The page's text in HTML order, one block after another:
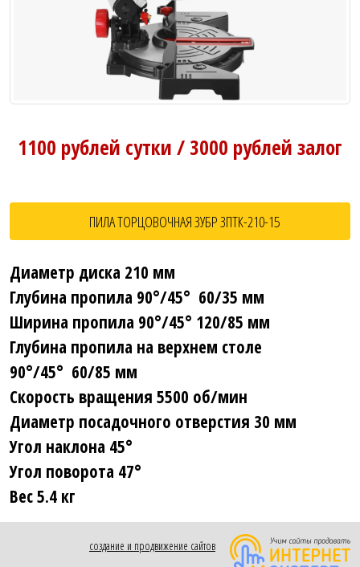
1100 рублей сутки / 3000 рублей залог
ПИЛА ТОРЦОВОЧНАЯ ЗУБР ЗПТК-210-15
Диаметр диска 210 мм
Глубина пропила 90°/45° 60/35 мм
Ширина пропила 90°/45° 120/85 мм
Глубина пропила на верхнем столе
90°/45° 60/85 мм
Скорость вращения 5500 об/мин
Диаметр посадочного отверстия 30 мм
Угол наклона 45°
Угол поворота 47°
Вес 5.4 кг
создание и продвижение сайтов